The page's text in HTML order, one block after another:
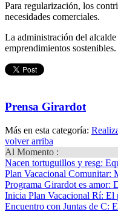
Para regularización, los
necesidades comerciales.
La administración del
emprendimientos sostenibles.
Prensa Girardot
Más en esta categoría:
volver arriba
Al Momento :
Nacen tortuguillos y resg:
Plan Vacacional Comunitar:
Programa Girardot es amor:
Inicia Plan Vacacional Rí: El
Encuentro con Juntas de C: